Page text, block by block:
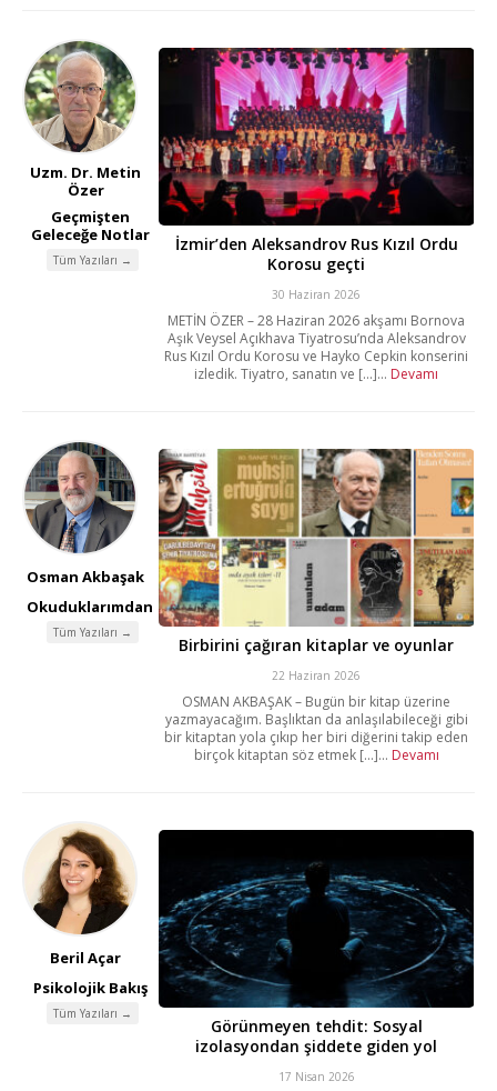
Uzm. Dr. Metin
Özer
Geçmişten
Geleceğe Notlar
Tüm Yazıları →
İzmir’den Aleksandrov Rus Kızıl Ordu
Korosu geçti
30 Haziran 2026
METİN ÖZER – 28 Haziran 2026 akşamı Bornova
Aşık Veysel Açıkhava Tiyatrosu’nda Aleksandrov
Rus Kızıl Ordu Korosu ve Hayko Cepkin konserini
izledik. Tiyatro, sanatın ve [...]... Devamı
Osman Akbaşak
Okuduklarımdan
Tüm Yazıları →
Birbirini çağıran kitaplar ve oyunlar
22 Haziran 2026
OSMAN AKBAŞAK – Bugün bir kitap üzerine
yazmayacağım. Başlıktan da anlaşılabileceği gibi
bir kitaptan yola çıkıp her biri diğerini takip eden
birçok kitaptan söz etmek [...]... Devamı
Beril Açar
Psikolojik Bakış
Tüm Yazıları →
Görünmeyen tehdit: Sosyal
izolasyondan şiddete giden yol
17 Nisan 2026